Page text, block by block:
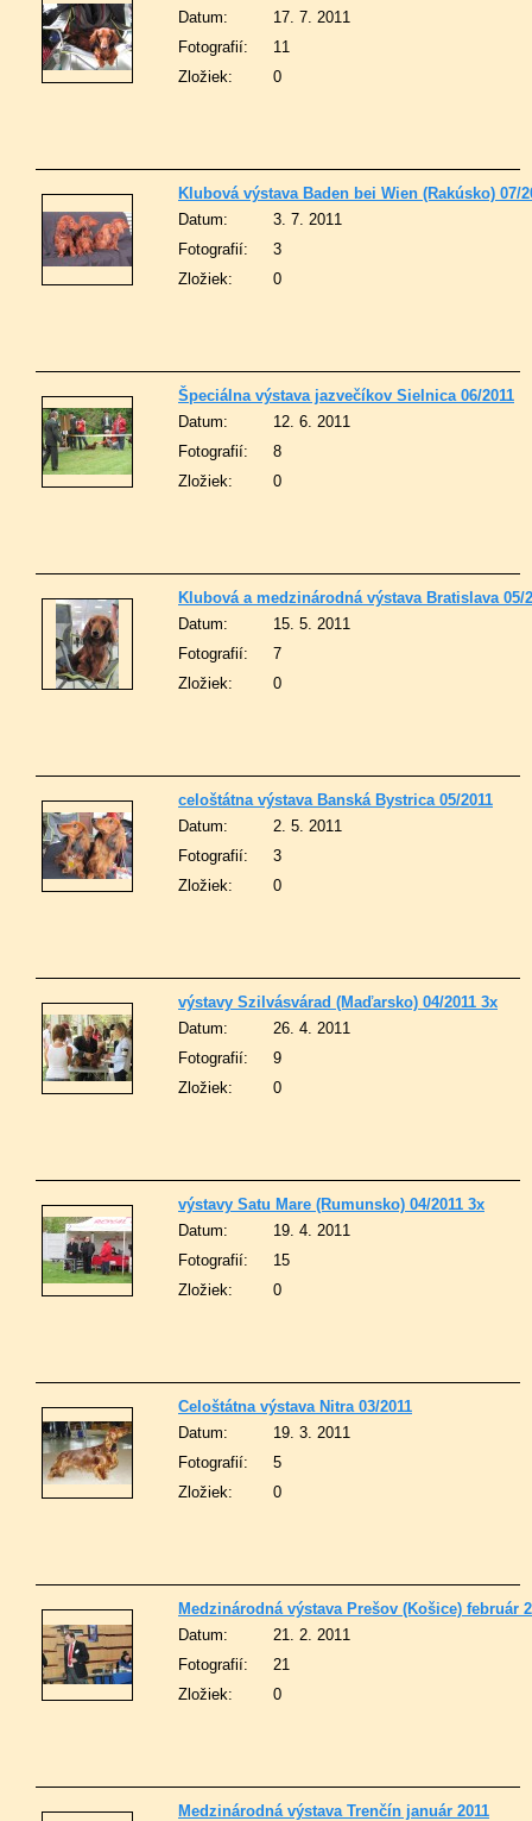
Datum:
17. 7. 2011
Fotografií:
11
Zložiek:
0
Klubová výstava Baden bei Wien (Rakúsko) 07/
Datum:
3. 7. 2011
Fotografií:
3
Zložiek:
0
Špeciálna výstava jazvečíkov Sielnica 06/2011
Datum:
12. 6. 2011
Fotografií:
8
Zložiek:
0
Klubová a medzinárodná výstava Bratislava 05/
Datum:
15. 5. 2011
Fotografií:
7
Zložiek:
0
celoštátna výstava Banská Bystrica 05/2011
Datum:
2. 5. 2011
Fotografií:
3
Zložiek:
0
výstavy Szilvásvárad (Maďarsko) 04/2011 3x
Datum:
26. 4. 2011
Fotografií:
9
Zložiek:
0
výstavy Satu Mare (Rumunsko) 04/2011 3x
Datum:
19. 4. 2011
Fotografií:
15
Zložiek:
0
Celoštátna výstava Nitra 03/2011
Datum:
19. 3. 2011
Fotografií:
5
Zložiek:
0
Medzinárodná výstava Prešov (Košice) február
Datum:
21. 2. 2011
Fotografií:
21
Zložiek:
0
Medzinárodná výstava Trenčín január 2011